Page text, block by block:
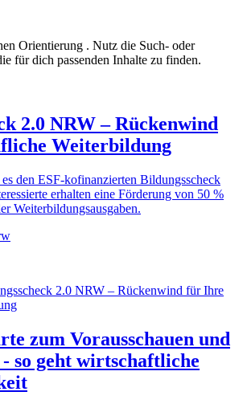
Orientierung . Nutz die Such- oder
für dich passenden Inhalte zu finden.
2.0 NRW – Rückenwind
Weiterbildung
den ESF-kofinanzierten Bildungsscheck
erhalten eine Förderung von 50 %
Weiterbildungsausgaben.
zum Vorausschauen und
so geht wirtschaftliche